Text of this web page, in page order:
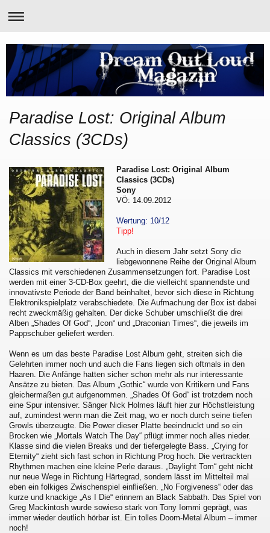
Paradise Lost: Original Album
Classics (3CDs)
Paradise Lost: Original Album
Classics (3CDs)
Sony
VÖ: 14.09.2012
Wertung: 10/12
Tipp!
Auch in diesem Jahr setzt Sony die
liebgewonnene Reihe der Original Album
Classics mit verschiedenen Zusammensetzungen fort. Paradise Lost
werden mit einer 3-CD-Box geehrt, die die vielleicht spannendste und
innovativste Periode der Band beinhaltet, bevor sich diese in Richtung
Elektronikspielplatz verabschiedete. Die Aufmachung der Box ist dabei
recht zweckmäßig gehalten. Der dicke Schuber umschließt die drei
Alben „Shades Of God“, „Icon“ und „Draconian Times“, die jeweils im
Pappschuber geliefert werden.
Wenn es um das beste Paradise Lost Album geht, streiten sich die
Gelehrten immer noch und auch die Fans liegen sich oftmals in den
Haaren. Die Anfänge hatten sicher schon mehr als nur interessante
Ansätze zu bieten. Das Album „Gothic“ wurde von Kritikern und Fans
gleichermaßen gut aufgenommen. „Shades Of God“ ist trotzdem noch
eine Spur intensiver. Sänger Nick Holmes läuft hier zur Höchstleistung
auf, zumindest wenn man die Zeit mag, wo er noch durch seine tiefen
Growls überzeugte. Die Power dieser Platte beeindruckt und so ein
Brocken wie „Mortals Watch The Day“ pflügt immer noch alles nieder.
Klasse sind die vielen Breaks und der tiefergelegte Bass. „Crying for
Eternity“ zieht sich fast schon in Richtung Prog hoch. Die vertrackten
Rhythmen machen eine kleine Perle daraus. „Daylight Tom“ geht nicht
nur neue Wege in Richtung Härtegrad, sondern lässt im Mittelteil mal
eben ein folkiges Zwischenspiel einfließen. „No Forgiveness“ oder das
kurze und knackige „As I Die“ erinnern an Black Sabbath. Das Spiel von
Greg Mackintosh wurde sowieso stark von Tony Iommi geprägt, was
immer wieder deutlich hörbar ist. Ein tolles Doom-Metal Album – immer
noch!